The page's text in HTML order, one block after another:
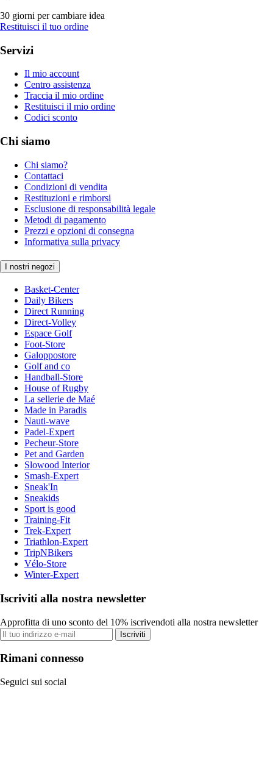
30 giorni per cambiare idea
Restituisci il tuo ordine
Servizi
Il mio account
Centro assistenza
Traccia il mio ordine
Restituisci il mio ordine
Codici sconto
Chi siamo
Chi siamo?
Contattaci
Condizioni di vendita
Restituzioni e rimborsi
Esclusione di responsabilità legale
Metodi di pagamento
Prezzi e opzioni di consegna
Informativa sulla privacy
I nostri negozi
Basket-Center
Daily Bikers
Direct Running
Direct-Volley
Espace Golf
Foot-Store
Galoppostore
Golf and co
Handball-Store
House of Rugby
La sellerie de Maé
Made in Paradis
Nauti-wave
Padel-Expert
Pecheur-Store
Pet and Garden
Slowood Interior
Smash-Expert
Sneak'In
Sneakids
Sport is good
Training-Fit
Trek-Expert
Triathlon-Expert
TripNBikers
Vélo-Store
Winter-Expert
Iscriviti alla nostra newsletter
Approfitta di uno sconto del 10% iscrivendoti alla nostra newsletter
Iscriviti
Rimani connesso
Seguici sui social